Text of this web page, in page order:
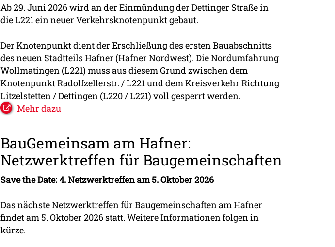
Ab 29. Juni 2026 wird an der Einmündung der Dettinger Straße in
die L221 ein neuer Verkehrsknotenpunkt gebaut.
Der Knotenpunkt dient der Erschließung des ersten Bauabschnitts
des neuen Stadtteils Hafner (Hafner Nordwest). Die Nordumfahrung
Wollmatingen (L221) muss aus diesem Grund zwischen dem
Knotenpunkt Radolfzellerstr. / L221 und dem Kreisverkehr Richtung
Litzelstetten / Dettingen (L220 / L221) voll gesperrt werden.
Mehr dazu
BauGemeinsam am Hafner:
Netzwerktreffen für Baugemeinschaften
Save the Date: 4. Netzwerktreffen am 5. Oktober 2026
Das nächste Netzwerktreffen für Baugemeinschaften am Hafner
findet am 5. Oktober 2026 statt. Weitere Informationen folgen in
kürze.